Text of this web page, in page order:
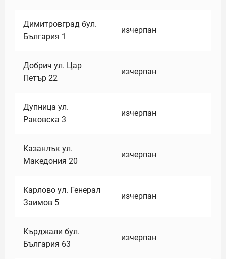
Димитровград бул.
България 1
изчерпан
Добрич ул. Цар
Петър 22
изчерпан
Дупница ул.
Раковска 3
изчерпан
Казанлък ул.
Македония 20
изчерпан
Карлово ул. Генерал
Заимов 5
изчерпан
Кърджали бул.
България 63
изчерпан